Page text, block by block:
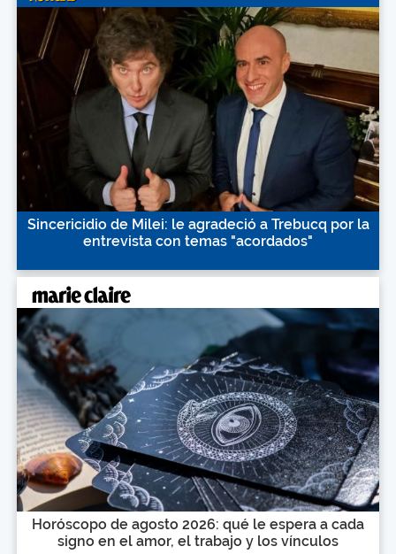
Sincericidio de Milei: le agradeció a Trebucq por la
entrevista con temas "acordados"
Horóscopo de agosto 2026: qué le espera a cada
signo en el amor, el trabajo y los vínculos